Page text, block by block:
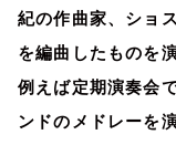
紀の作曲家、ショ
を編曲したものを
例えば定期演奏会
ンドのメドレーを